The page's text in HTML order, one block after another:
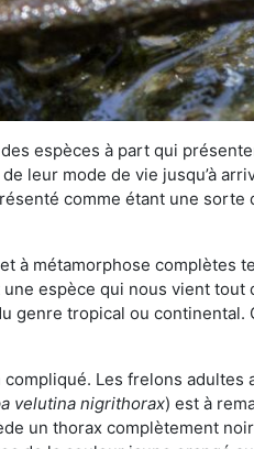
espèces à part qui
leur mode de vie jusqu’à
comme étant une sorte
à métamorphose complètes
espèce qui nous vient tout
genre tropical ou continental.
compliqué. Les frelons
velutina nigrithorax) est à
un thorax complètement